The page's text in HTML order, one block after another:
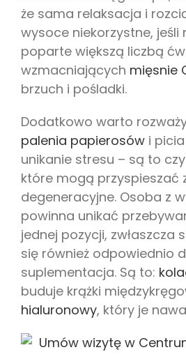
że sama relaksacja i
wysoce niekorzystne, jeśli
poparte większą liczbą
wzmacniających mięsnie
brzuch i pośladki.
Dodatkowo warto
palenia papierosów i
unikanie stresu – są to
które mogą przyspieszać
degeneracyjne. Osoba z
powinna unikać
jednej pozycji, zwłaszcza
się również odpowiednio
suplementacja. Są to:
buduje krążki
hialuronowy, który je